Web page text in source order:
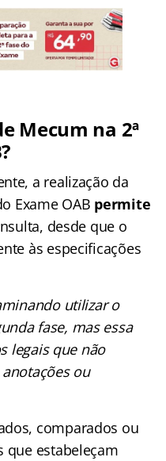
Mecum na 2ª
a realização da
Exame OAB permite
desde que o
às especificações
utilizar o
fase, mas essa
legais que não
ou
comparados ou
que estabeleçam